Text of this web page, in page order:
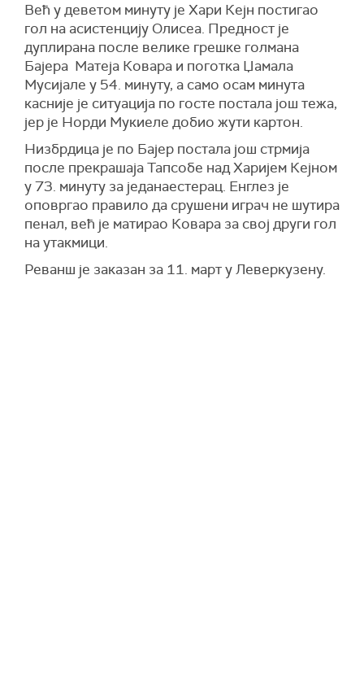
Већ у деветом минуту је Хари Кејн постигао
гол на асистенцију Олисеа. Предност је
дуплирана после велике грешке голмана
Бајера Матеја Ковара и поготка Џамала
Мусијале у 54. минуту, а само осам минута
касније је ситуација по госте постала још тежа,
јер је Норди Мукиеле добио жути картон.
Низбрдица је по Бајер постала још стрмија
после прекрашаја Тапсобе над Харијем Кејном
у 73. минуту за једанаестерац. Енглез је
оповргао правило да срушени играч не шутира
пенал, већ је матирао Ковара за свој други гол
на утакмици.
Реванш је заказан за 11. март у Леверкузену.